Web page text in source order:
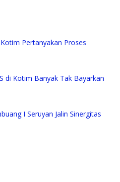
Pertanyakan Proses
di Kotim Banyak Tak Bayarkan
I Seruyan Jalin Sinergitas